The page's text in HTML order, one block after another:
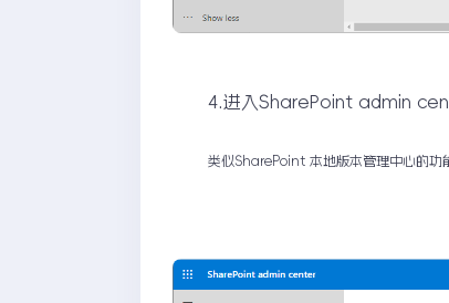
4.进入SharePoint admin
类似SharePoint 本地版本管理中心的功